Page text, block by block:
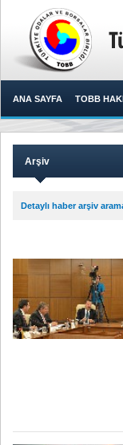
ANA SAYFA TOBB
Arşiv
Detaylı haber arşiv